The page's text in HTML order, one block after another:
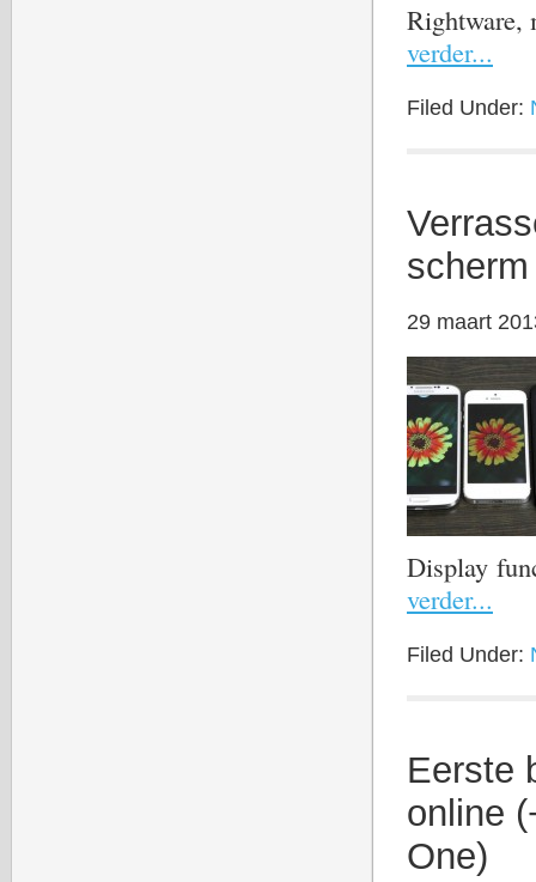
Rightware,
verder...
Filed Under:
29 maart
Display
verder...
Filed Under:
Eerste
online
One)